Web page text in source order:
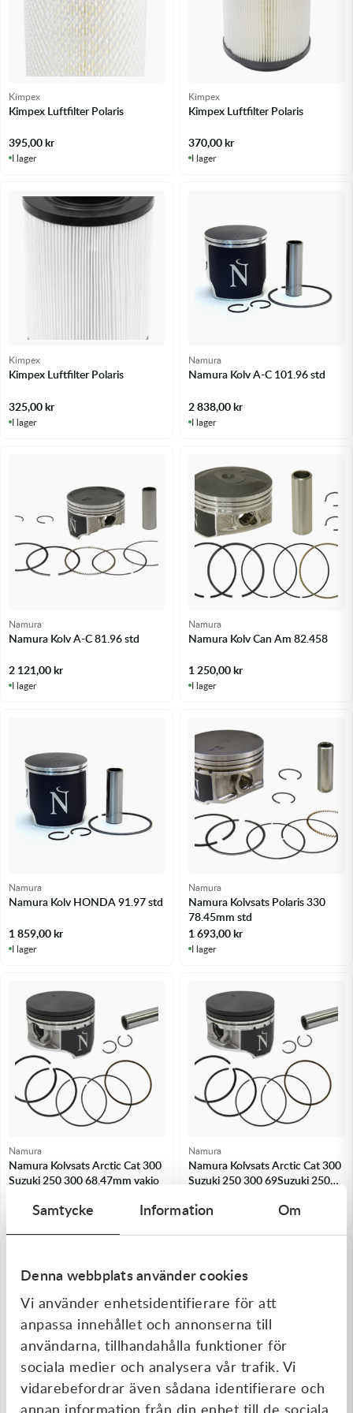
Samtycke Information Om
Denna webbplats använder cookies
Vi använder enhetsidentifierare för att
anpassa innehållet och annonserna till
användarna, tillhandahålla funktioner för
sociala medier och analysera vår trafik. Vi
vidarebefordrar även sådana identifierare och
annan information från din enhet till de sociala
Transmission & Drivlina
Vagnar
Vinterprodukter
Kimpex
Kimpex Luftfilter Polaris
395,00kr
I lager
Kimpex
Kimpex Luftfilter Polaris
370,00kr
I lager
Kimpex
Kimpex Luftfilter Polaris
325,00kr
I lager
Namura
Namura Kolv A-C 101.96 std
2 838,00kr
I lager
Namura
Namura Kolv A-C 81.96 std
2 121,00kr
I lager
Namura
Namura Kolv Can Am 82.458
1 250,00kr
I lager
Namura
Namura Kolv HONDA 91.97 std
1 859,00kr
I lager
Namura
Namura Kolvsats Polaris 330
78.45mm std
1 693,00kr
I lager
Namura
Namura Kolvsats Arctic Cat 300
Suzuki 250 300 68.47mm vakio
I lager
Namura
Namura Kolvsats Arctic Cat 300
Suzuki 250 300 69Suzuki 250
I lager